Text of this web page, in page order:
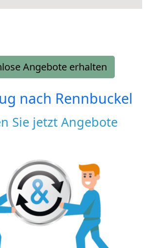
Angebote erhalten
nach Rennbuckel
Sie jetzt Angebote